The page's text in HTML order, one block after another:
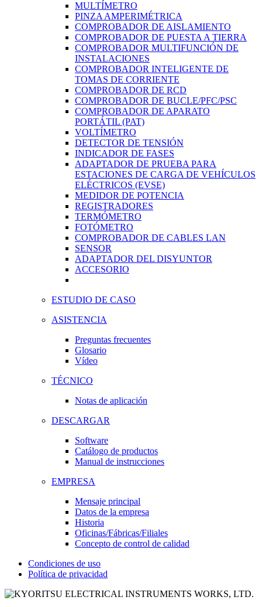
MULTÍMETRO
PINZA AMPERIMÉTRICA
COMPROBADOR DE AISLAMIENTO
COMPROBADOR DE PUESTA A TIERRA
COMPROBADOR MULTIFUNCIÓN DE
INSTALACIONES
COMPROBADOR INTELIGENTE DE
TOMAS DE CORRIENTE
COMPROBADOR DE RCD
COMPROBADOR DE BUCLE/PFC/PSC
COMPROBADOR DE APARATO
PORTÁTIL (PAT)
VOLTÍMETRO
DETECTOR DE TENSIÓN
INDICADOR DE FASES
ADAPTADOR DE PRUEBA PARA
ESTACIONES DE CARGA DE VEHÍCULOS
ELÉCTRICOS (EVSE)
MEDIDOR DE POTENCIA
REGISTRADORES
TERMÓMETRO
FOTÓMETRO
COMPROBADOR DE CABLES LAN
SENSOR
ADAPTADOR DEL DISYUNTOR
ACCESORIO
ESTUDIO DE CASO
ASISTENCIA
Preguntas frecuentes
Glosario
Vídeo
TÉCNICO
Notas de aplicación
DESCARGAR
Software
Catálogo de productos
Manual de instrucciones
EMPRESA
Mensaje principal
Datos de la empresa
Historia
Oficinas/Fábricas/Filiales
Concepto de control de calidad
Condiciones de uso
Política de privacidad